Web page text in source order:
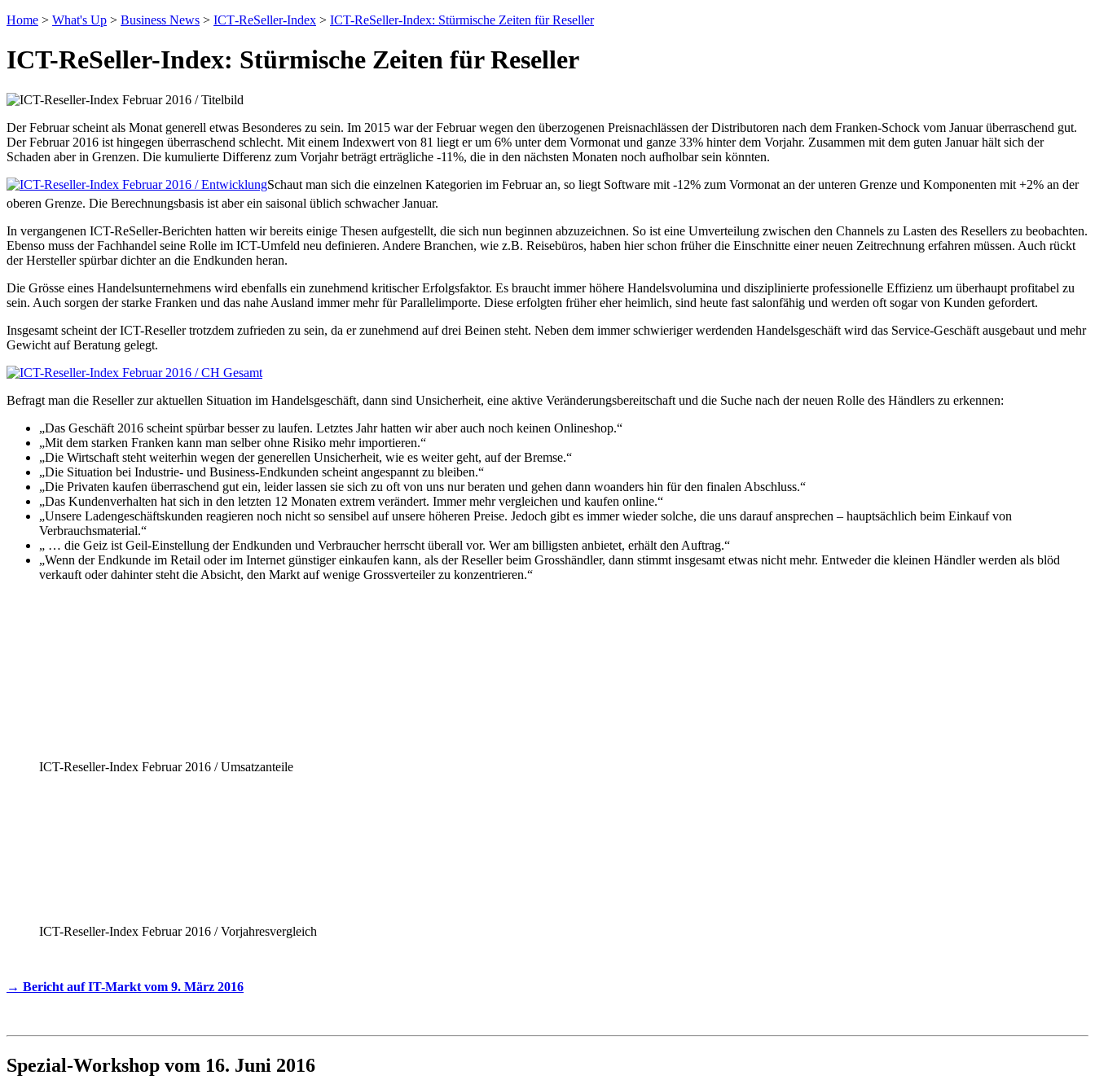
Home > What's Up > Business News > ICT‐ReSeller‐Index > ICT-ReSeller-Index: Stürmische Zeiten für Reseller
ICT-ReSeller-Index: Stürmische Zeiten für Reseller
Der Februar scheint als Monat generell etwas Besonderes zu sein. Im 2015 war der Februar wegen den überzogenen Preisnachlässen der Distributoren nach dem Franken-Schock vom Januar überraschend gut.
Der Februar 2016 ist hingegen überraschend schlecht. Mit einem Indexwert von 81 liegt er um 6% unter dem Vormonat und ganze 33% hinter dem Vorjahr. Zusammen mit dem guten Januar hält sich der
Schaden aber in Grenzen. Die kumulierte Differenz zum Vorjahr beträgt erträgliche -11%, die in den nächsten Monaten noch aufholbar sein könnten.
Schaut man sich die einzelnen Kategorien im Februar an, so liegt Software mit -12% zum Vormonat an der unteren Grenze und Komponenten mit +2% an der
oberen Grenze. Die Berechnungsbasis ist aber ein saisonal üblich schwacher Januar.
In vergangenen ICT-ReSeller-Berichten hatten wir bereits einige Thesen aufgestellt, die sich nun beginnen abzuzeichnen. So ist eine Umverteilung zwischen den Channels zu Lasten des Resellers zu beobachten.
Ebenso muss der Fachhandel seine Rolle im ICT-Umfeld neu definieren. Andere Branchen, wie z.B. Reisebüros, haben hier schon früher die Einschnitte einer neuen Zeitrechnung erfahren müssen. Auch rückt
der Hersteller spürbar dichter an die Endkunden heran.
Die Grösse eines Handelsunternehmens wird ebenfalls ein zunehmend kritischer Erfolgsfaktor. Es braucht immer höhere Handelsvolumina und disziplinierte professionelle Effizienz um überhaupt profitabel zu
sein. Auch sorgen der starke Franken und das nahe Ausland immer mehr für Parallelimporte. Diese erfolgten früher eher heimlich, sind heute fast salonfähig und werden oft sogar von Kunden gefordert.
Insgesamt scheint der ICT-Reseller trotzdem zufrieden zu sein, da er zunehmend auf drei Beinen steht. Neben dem immer schwieriger werdenden Handelsgeschäft wird das Service-Geschäft ausgebaut und mehr
Gewicht auf Beratung gelegt.
Befragt man die Reseller zur aktuellen Situation im Handelsgeschäft, dann sind Unsicherheit, eine aktive Veränderungsbereitschaft und die Suche nach der neuen Rolle des Händlers zu erkennen:
„Das Geschäft 2016 scheint spürbar besser zu laufen. Letztes Jahr hatten wir aber auch noch keinen Onlineshop.“
„Mit dem starken Franken kann man selber ohne Risiko mehr importieren.“
„Die Wirtschaft steht weiterhin wegen der generellen Unsicherheit, wie es weiter geht, auf der Bremse.“
„Die Situation bei Industrie- und Business-Endkunden scheint angespannt zu bleiben.“
„Die Privaten kaufen überraschend gut ein, leider lassen sie sich zu oft von uns nur beraten und gehen dann woanders hin für den finalen Abschluss.“
„Das Kundenverhalten hat sich in den letzten 12 Monaten extrem verändert. Immer mehr vergleichen und kaufen online.“
„Unsere Ladengeschäftskunden reagieren noch nicht so sensibel auf unsere höheren Preise. Jedoch gibt es immer wieder solche, die uns darauf ansprechen – hauptsächlich beim Einkauf von
Verbrauchsmaterial.“
„ … die Geiz ist Geil-Einstellung der Endkunden und Verbraucher herrscht überall vor. Wer am billigsten anbietet, erhält den Auftrag.“
„Wenn der Endkunde im Retail oder im Internet günstiger einkaufen kann, als der Reseller beim Grosshändler, dann stimmt insgesamt etwas nicht mehr. Entweder die kleinen Händler werden als blöd
verkauft oder dahinter steht die Absicht, den Markt auf wenige Grossverteiler zu konzentrieren.“
ICT-Reseller-Index Februar 2016 / Umsatzanteile
ICT-Reseller-Index Februar 2016 / Vorjahresvergleich
→ Bericht auf IT-Markt vom 9. März 2016
Spezial-Workshop vom 16. Juni 2016